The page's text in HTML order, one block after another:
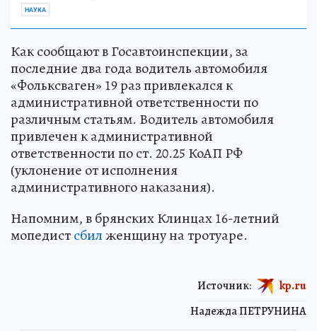
НАУКА
Как сообщают в Госавтоинспекции, за
последние два года водитель автомобиля
«Фольксваген» 19 раз привлекался к
административной ответственности по
различным статьям. Водитель автомобиля
привлечен к административной
ответственности по ст. 20.25 КоАП РФ
(уклонение от исполнения
административного наказания).
Напомним, в брянских Клинцах 16-летний
мопедистсбилженщину на тротуаре.
Надежда ПЕТРУНИНА
Источник: kp.ru